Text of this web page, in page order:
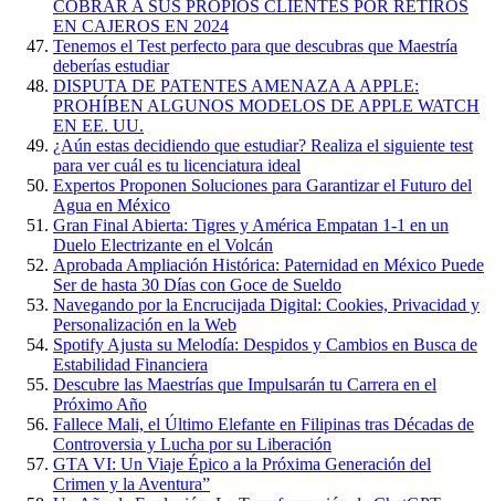
COBRAR A SUS PROPIOS CLIENTES POR RETIROS
EN CAJEROS EN 2024
Tenemos el Test perfecto para que descubras que Maestría
deberías estudiar
DISPUTA DE PATENTES AMENAZA A APPLE:
PROHÍBEN ALGUNOS MODELOS DE APPLE WATCH
EN EE. UU.
¿Aún estas decidiendo que estudiar? Realiza el siguiente test
para ver cuál es tu licenciatura ideal
Expertos Proponen Soluciones para Garantizar el Futuro del
Agua en México
Gran Final Abierta: Tigres y América Empatan 1-1 en un
Duelo Electrizante en el Volcán
Aprobada Ampliación Histórica: Paternidad en México Puede
Ser de hasta 30 Días con Goce de Sueldo
Navegando por la Encrucijada Digital: Cookies, Privacidad y
Personalización en la Web
Spotify Ajusta su Melodía: Despidos y Cambios en Busca de
Estabilidad Financiera
Descubre las Maestrías que Impulsarán tu Carrera en el
Próximo Año
Fallece Mali, el Último Elefante en Filipinas tras Décadas de
Controversia y Lucha por su Liberación
GTA VI: Un Viaje Épico a la Próxima Generación del
Crimen y la Aventura”